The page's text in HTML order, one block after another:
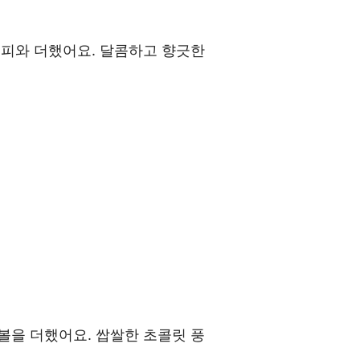
와 더했어요. 달콤하고 향긋한
을 더했어요. 쌉쌀한 초콜릿 풍